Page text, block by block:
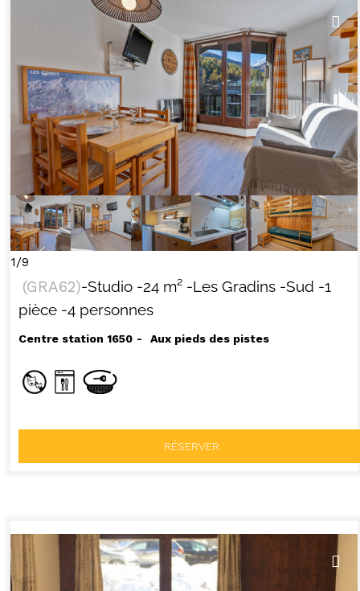
1/9
(GRA62)-Studio -24 m² -Les Gradins -Sud -1
pièce -4 personnes
Centre station 1650 Aux pieds des pistes
RÉSERVER